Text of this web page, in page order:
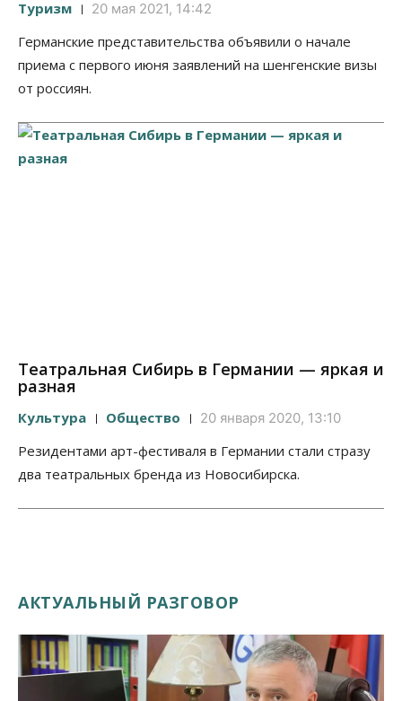
Туризм 20 мая 2021, 14:42
Германские представительства объявили о начале
приема с первого июня заявлений на шенгенские визы
от россиян.
Театральная Сибирь в Германии — яркая и
разная
Культура Общество 20 января 2020, 13:10
Резидентами арт-фестиваля в Германии стали стразу
два театральных бренда из Новосибирска.
АКТУАЛЬНЫЙ РАЗГОВОР